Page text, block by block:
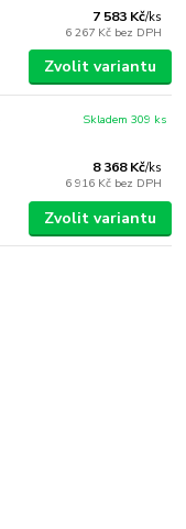
7 583 Kč/ks
6 267 Kč bez DPH
Zvolit variantu
8 368 Kč/ks
6 916 Kč bez DPH
Skladem 309 ks
Zvolit variantu